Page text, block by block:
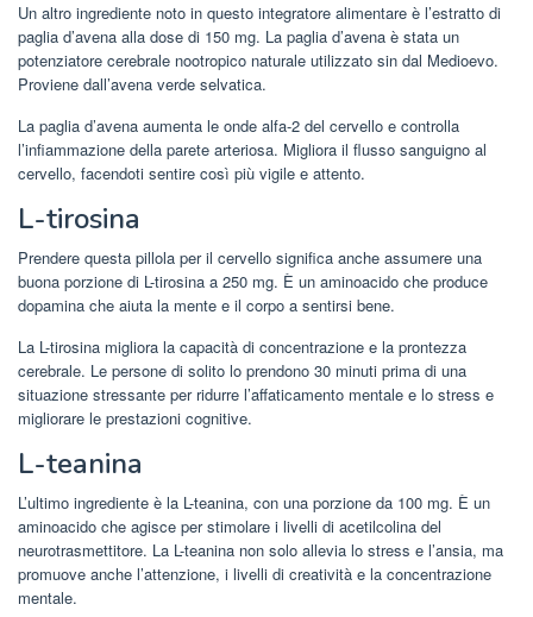
Un altro ingrediente noto in questo integratore alimentare è l’estratto di
paglia d’avena alla dose di 150 mg. La paglia d’avena è stata un
potenziatore cerebrale nootropico naturale utilizzato sin dal Medioevo.
Proviene dall’avena verde selvatica.
La paglia d’avena aumenta le onde alfa-2 del cervello e controlla
l’infiammazione della parete arteriosa. Migliora il flusso sanguigno al
cervello, facendoti sentire così più vigile e attento.
L-tirosina
Prendere questa pillola per il cervello significa anche assumere una
buona porzione di L-tirosina a 250 mg. È un aminoacido che produce
dopamina che aiuta la mente e il corpo a sentirsi bene.
La L-tirosina migliora la capacità di concentrazione e la prontezza
cerebrale. Le persone di solito lo prendono 30 minuti prima di una
situazione stressante per ridurre l’affaticamento mentale e lo stress e
migliorare le prestazioni cognitive.
L-teanina
L’ultimo ingrediente è la L-teanina, con una porzione da 100 mg. È un
aminoacido che agisce per stimolare i livelli di acetilcolina del
neurotrasmettitore. La L-teanina non solo allevia lo stress e l’ansia, ma
promuove anche l’attenzione, i livelli di creatività e la concentrazione
mentale.